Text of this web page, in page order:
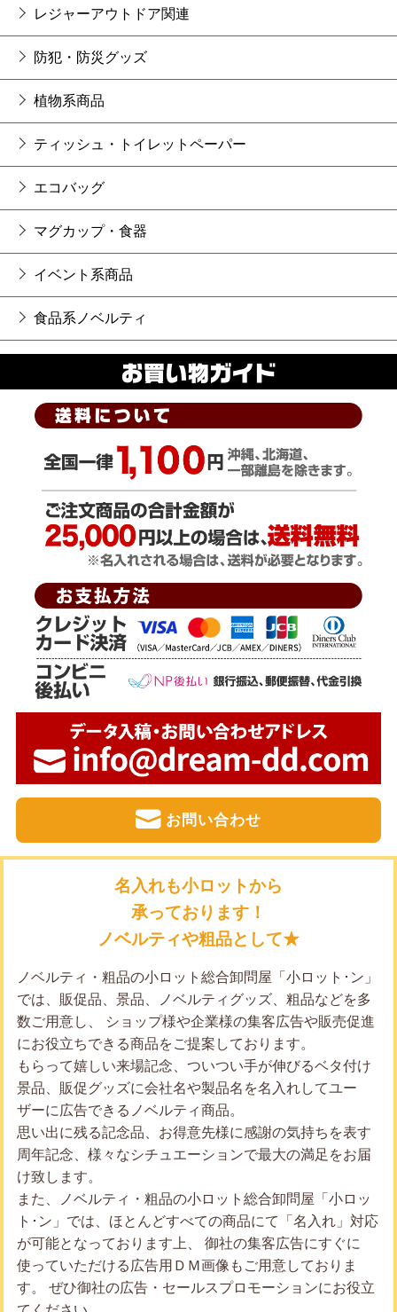
レジャーアウトドア関連
防犯・防災グッズ
植物系商品
ティッシュ・トイレットペーパー
エコバッグ
マグカップ・食器
イベント系商品
食品系ノベルティ
お問い合わせ
名入れも小ロットから
承っております！
ノベルティや粗品として★
ノベルティ・粗品の小ロット総合卸問屋「小ロット･ン」
では、販促品、景品、ノベルティグッズ、粗品などを多
数ご用意し、 ショップ様や企業様の集客広告や販売促進
にお役立ちできる商品をご提案しております。
もらって嬉しい来場記念、ついつい手が伸びるベタ付け
景品、販促グッズに会社名や製品名を名入れしてユー
ザーに広告できるノベルティ商品。
思い出に残る記念品、お得意先様に感謝の気持ちを表す
周年記念、様々なシチュエーションで最大の満足をお届
け致します。
また、ノベルティ・粗品の小ロット総合卸問屋「小ロッ
ト･ン」では、ほとんどすべての商品にて「名入れ」対応
が可能となっております上、 御社の集客広告にすぐに
使っていただける広告用ＤＭ画像もご用意しておりま
す。 ぜひ御社の広告・セールスプロモーションにお役立